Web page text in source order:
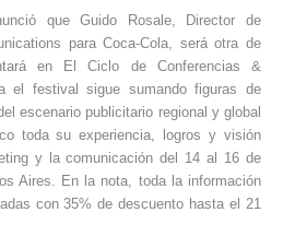
que Guido Rosale, Director de
para Coca-Cola, será otra de
en El Ciclo de Conferencias &
el festival sigue sumando figuras de
escenario publicitario regional y global
toda su experiencia, logros y visión
y la comunicación del 14 al 16 de
Aires. En la nota, toda la información
con 35% de descuento hasta el 21